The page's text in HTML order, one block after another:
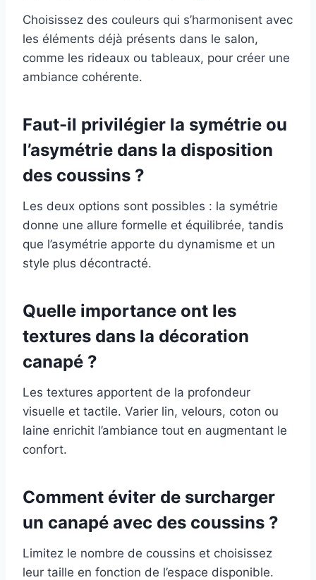
Choisissez des couleurs qui s’harmonisent avec
les éléments déjà présents dans le salon,
comme les rideaux ou tableaux, pour créer une
ambiance cohérente.
Faut-il privilégier la symétrie ou
l’asymétrie dans la disposition
des coussins ?
Les deux options sont possibles : la symétrie
donne une allure formelle et équilibrée, tandis
que l’asymétrie apporte du dynamisme et un
style plus décontracté.
Quelle importance ont les
textures dans la décoration
canapé ?
Les textures apportent de la profondeur
visuelle et tactile. Varier lin, velours, coton ou
laine enrichit l’ambiance tout en augmentant le
confort.
Comment éviter de surcharger
un canapé avec des coussins ?
Limitez le nombre de coussins et choisissez
leur taille en fonction de l’espace disponible.